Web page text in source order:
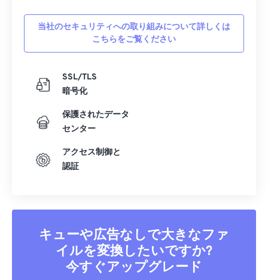
当社のセキュリティへの取り組みについて詳しくは
こちらをご覧ください
SSL/TLS
暗号化
保護されたデータ
センター
アクセス制御と
認証
キューや広告なしで大きなファ
イルを変換したいですか?
今すぐアップグレード